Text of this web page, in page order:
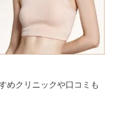
めクリニックや口コミも